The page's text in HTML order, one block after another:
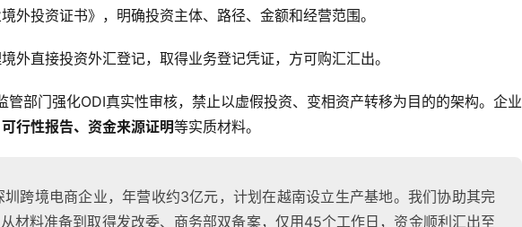
外投资证书》，明确投资主体、路径、金额和经营范围。
外直接投资外汇登记，取得业务登记凭证，方可购汇汇出。
管部门强化ODI真实性审核，禁止以虚假投资、变相资产转移为目的的架构。企业
行性报告、资金来源证明等实质材料。
圳跨境电商企业，年营收约3亿元，计划在越南设立生产基地。我们协助其完
材料准备到取得发改委、商务部双备案，仅用45个工作日，资金顺利汇出至